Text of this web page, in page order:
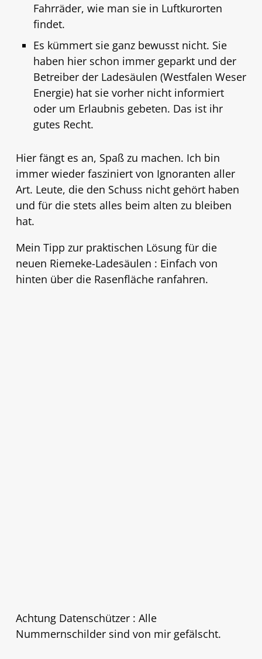
Fahrräder, wie man sie in Luftkurorten
findet.
Es kümmert sie ganz bewusst nicht. Sie
haben hier schon immer geparkt und der
Betreiber der Ladesäulen (Westfalen Weser
Energie) hat sie vorher nicht informiert
oder um Erlaubnis gebeten. Das ist ihr
gutes Recht.
Hier fängt es an, Spaß zu machen. Ich bin
immer wieder fasziniert von Ignoranten aller
Art. Leute, die den Schuss nicht gehört haben
und für die stets alles beim alten zu bleiben
hat.
Mein Tipp zur praktischen Lösung für die
neuen Riemeke-Ladesäulen : Einfach von
hinten über die Rasenfläche ranfahren.
Achtung Datenschützer : Alle
Nummernschilder sind von mir gefälscht.